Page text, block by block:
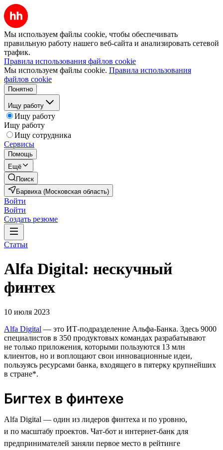
Мы используем файлы cookie, чтобы обеспечивать
правильную работу нашего веб-сайта и анализировать сетевой
трафик.
Правила использования файлов cookie
Мы используем файлы cookie. Правила использования
файлов cookie
Понятно
Ищу работу
Ищу работу
Ищу работу
Ищу сотрудника
Сервисы
Помощь
Ещё
Поиск
Барвиха (Московская область)
Войти
Войти
Создать резюме
Статьи
Alfa Digital: нескучный
финтех
10 июля 2023
Alfa Digital — это ИТ-подразделение Альфа-Банка. Здесь 9000
специалистов в 350 продуктовых командах разрабатывают
не только приложения, которыми пользуются 13 млн
клиентов, но и воплощают свои инновационные идеи,
пользуясь ресурсами банка, входящего в пятерку крупнейших
в стране*.
Бигтех в финтехе
Alfa Digital — один из лидеров финтеха и по уровню,
и по масштабу проектов. Чат-бот и интернет-банк для
предпринимателей заняли первое место в рейтинге